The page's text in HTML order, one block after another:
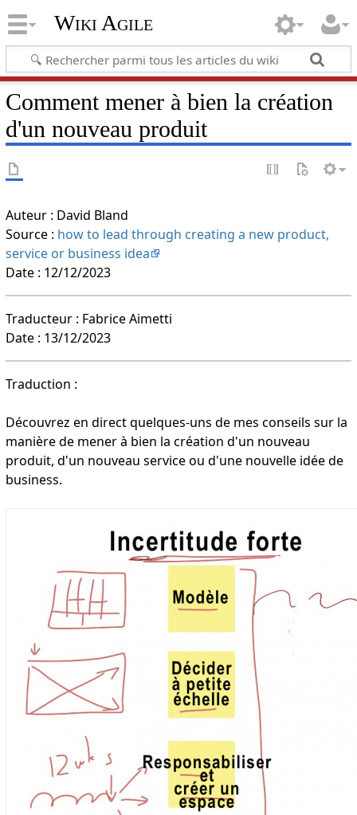
Wiki Agile
Comment mener à bien la création
d'un nouveau produit
Auteur : David Bland
Source : how to lead through creating a new product,
service or business idea
Date : 12/12/2023
Traducteur : Fabrice Aimetti
Date : 13/12/2023
Traduction :
Découvrez en direct quelques-uns de mes conseils sur la
manière de mener à bien la création d'un nouveau
produit, d'un nouveau service ou d'une nouvelle idée de
business.